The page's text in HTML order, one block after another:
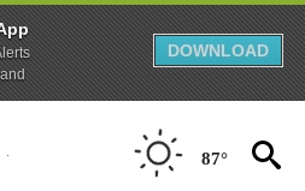
DOWNLOAD
87°